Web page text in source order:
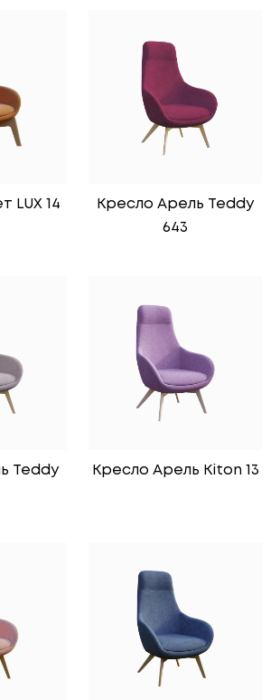
LUX 14
Кресло Арель Teddy
643
Teddy
Кресло Арель Kiton 13